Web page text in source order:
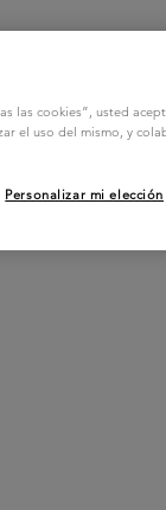
las cookies”, usted
el uso del mismo, y
Personalizar mi elección